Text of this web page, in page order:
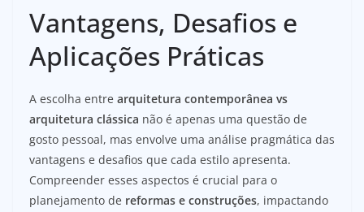
Vantagens, Desafios e
Aplicações Práticas
A escolha entre arquitetura contemporânea vs
arquitetura clássica não é apenas uma questão de
gosto pessoal, mas envolve uma análise pragmática das
vantagens e desafios que cada estilo apresenta.
Compreender esses aspectos é crucial para o
planejamento de reformas e construções, impactando